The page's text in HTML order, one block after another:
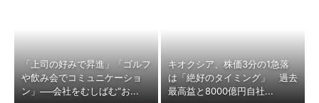
「上司の好みで昇進」「ゴルフ
や飲み会でコミュニケーショ
ン」──会社をむしばむ“お...
キオクシア、株価3分の1急落
は「絶好のタイミング」 過去
最高益と8000億円自社...